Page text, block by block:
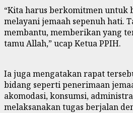
“Kita harus berkomitmen untuk
melayani jemaah sepenuh hati.
membantu, memberikan yang
tamu Allah,” ucap Ketua PPIH.
Ia juga mengatakan rapat
bidang seperti penerimaan
akomodasi, konsumsi,
melaksanakan tugas berjalan